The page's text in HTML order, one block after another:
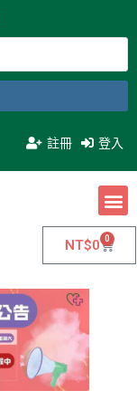
註冊 登入
NT$0 0